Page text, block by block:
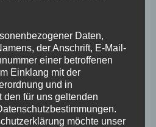
ab
Stadt um Unterstützung bei
– Wefelscheid: „Rübenach
Daten,
der Anschrift, E-Mail-
einer betroffenen
Einklang mit der
und in
den für uns geltenden
möchte unser